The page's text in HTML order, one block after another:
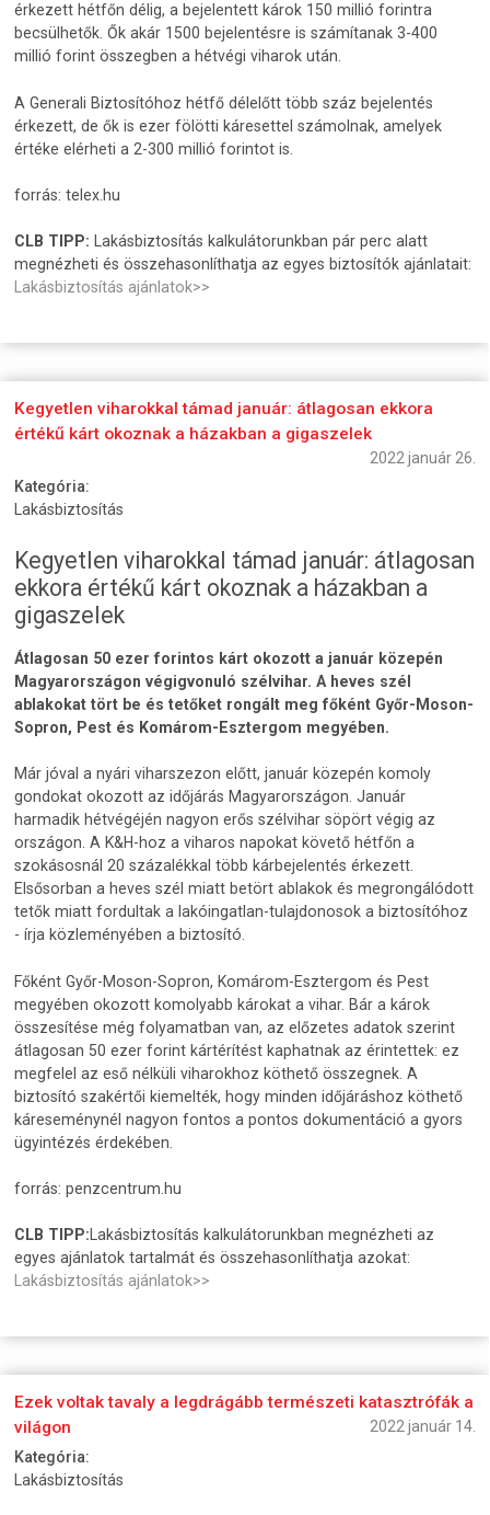
érkezett hétfőn délig, a bejelentett károk 150 millió forintra
becsülhetők. Ők akár 1500 bejelentésre is számítanak 3-400
millió forint összegben a hétvégi viharok után.
A Generali Biztosítóhoz hétfő délelőtt több száz bejelentés
érkezett, de ők is ezer fölötti káresettel számolnak, amelyek
értéke elérheti a 2-300 millió forintot is.
forrás: telex.hu
CLB TIPP: Lakásbiztosítás kalkulátorunkban pár perc alatt
megnézheti és összehasonlíthatja az egyes biztosítók ajánlatait:
Lakásbiztosítás ajánlatok>>
Kegyetlen viharokkal támad január: átlagosan ekkora
értékű kárt okoznak a házakban a gigaszelek
2022 január 26.
Kategória:
Lakásbiztosítás
Kegyetlen viharokkal támad január: átlagosan
ekkora értékű kárt okoznak a házakban a
gigaszelek
Átlagosan 50 ezer forintos kárt okozott a január közepén
Magyarországon végigvonuló szélvihar. A heves szél
ablakokat tört be és tetőket rongált meg főként Győr-Moson-
Sopron, Pest és Komárom-Esztergom megyében.
Már jóval a nyári viharszezon előtt, január közepén komoly
gondokat okozott az időjárás Magyarországon. Január
harmadik hétvégéjén nagyon erős szélvihar söpört végig az
országon. A K&H-hoz a viharos napokat követő hétfőn a
szokásosnál 20 százalékkal több kárbejelentés érkezett.
Elsősorban a heves szél miatt betört ablakok és megrongálódott
tetők miatt fordultak a lakóingatlan-tulajdonosok a biztosítóhoz
- írja közleményében a biztosító.
Főként Győr-Moson-Sopron, Komárom-Esztergom és Pest
megyében okozott komolyabb károkat a vihar. Bár a károk
összesítése még folyamatban van, az előzetes adatok szerint
átlagosan 50 ezer forint kártérítést kaphatnak az érintettek: ez
megfelel az eső nélküli viharokhoz köthető összegnek. A
biztosító szakértői kiemelték, hogy minden időjáráshoz köthető
káreseménynél nagyon fontos a pontos dokumentáció a gyors
ügyintézés érdekében.
forrás: penzcentrum.hu
CLB TIPP: Lakásbiztosítás kalkulátorunkban megnézheti az
egyes ajánlatok tartalmát és összehasonlíthatja azokat:
Lakásbiztosítás ajánlatok>>
Ezek voltak tavaly a legdrágább természeti katasztrófák a
világon
2022 január 14.
Kategória:
Lakásbiztosítás